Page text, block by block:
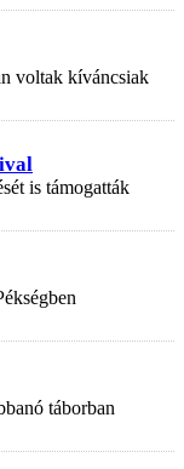
voltak kíváncsiak
is támogatták
táborban